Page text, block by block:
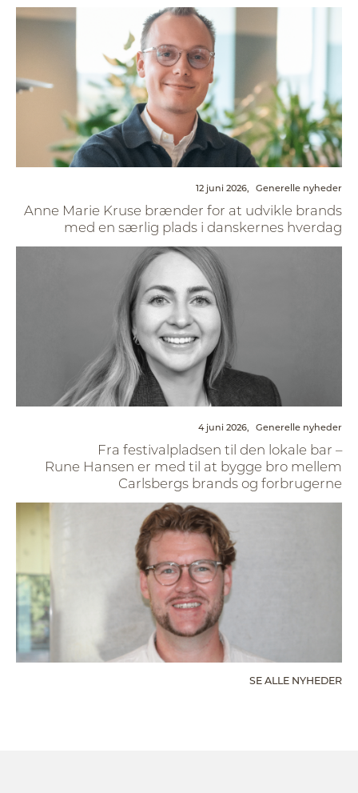
12 juni 2026, Generelle nyheder
Anne Marie Kruse brænder for at udvikle brands
med en særlig plads i danskernes hverdag
4 juni 2026, Generelle nyheder
Fra festivalpladsen til den lokale bar –
Rune Hansen er med til at bygge bro mellem
Carlsbergs brands og forbrugerne
SE ALLE NYHEDER